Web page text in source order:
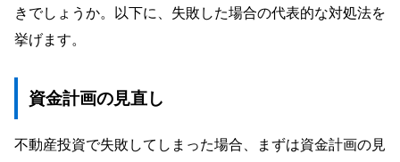
きでしょうか。以下に、失敗した場合の代表的な対処法を
挙げます。
資金計画の見直し
不動産投資で失敗してしまった場合、まずは資金計画の見